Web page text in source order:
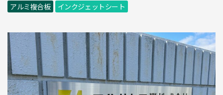
アルミ複合板 インクジェットシート